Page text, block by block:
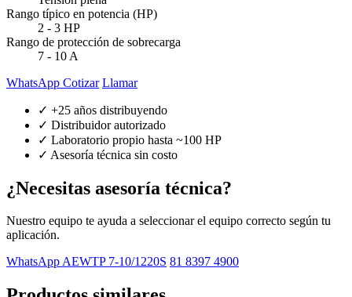
Rango típico en potencia (HP)
2 - 3 HP
Rango de protección de sobrecarga
7 - 10 A
WhatsApp Cotizar Llamar
✓ +25 años distribuyendo
✓ Distribuidor autorizado
✓ Laboratorio propio hasta ~100 HP
✓ Asesoría técnica sin costo
¿Necesitas asesoría técnica?
Nuestro equipo te ayuda a seleccionar el equipo correcto según tu
aplicación.
WhatsApp AEWTP 7-10/1220S 81 8397 4900